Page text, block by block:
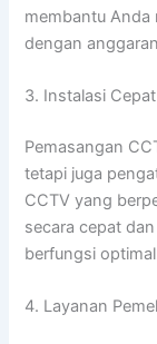
membantu Anda
dengan
3. Instalasi
Pemasangan
tetapi juga
CCTV yang
secara cepat
berfungsi
4. Layanan